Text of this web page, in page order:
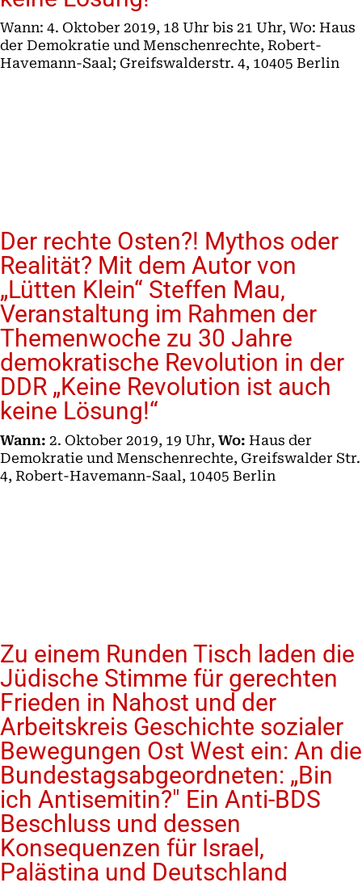
Wann: 4. Oktober 2019, 18 Uhr bis 21 Uhr, Wo: Haus
der Demokratie und Menschenrechte, Robert-
Havemann-Saal; Greifswalderstr. 4, 10405 Berlin
Der rechte Osten?! Mythos oder
Realität? Mit dem Autor von
„Lütten Klein“ Steffen Mau,
Veranstaltung im Rahmen der
Themenwoche zu 30 Jahre
demokratische Revolution in der
DDR „Keine Revolution ist auch
keine Lösung!“
Wann: 2. Oktober 2019, 19 Uhr, Wo: Haus der
Demokratie und Menschenrechte, Greifswalder Str.
4, Robert-Havemann-Saal, 10405 Berlin
Zu einem Runden Tisch laden die
Jüdische Stimme für gerechten
Frieden in Nahost und der
Arbeitskreis Geschichte sozialer
Bewegungen Ost West ein: An die
Bundestagsabgeordneten: „Bin
ich Antisemitin?" Ein Anti-BDS
Beschluss und dessen
Konsequenzen für Israel,
Palästina und Deutschland